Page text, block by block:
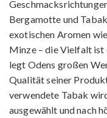
Bergamotte und
exotischen Aromen
Minze – die Vielfalt ist
legt Odens großen
Qualität seiner
verwendete Tabak
ausgewählt und nach